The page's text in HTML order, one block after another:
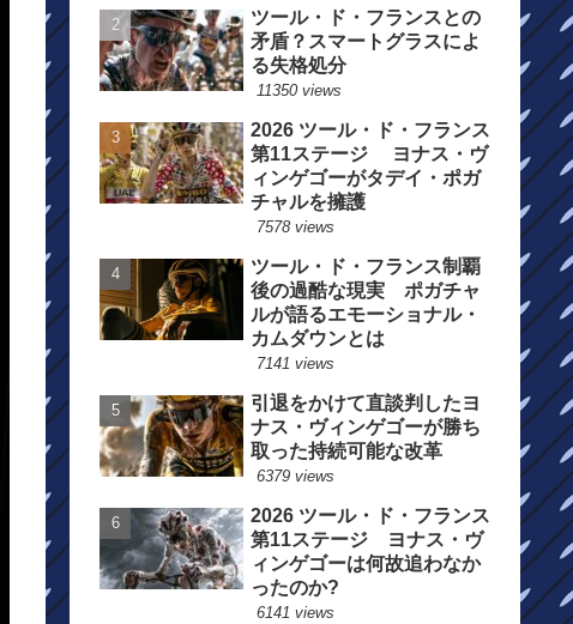
ツール・ド・フランスとの
矛盾？スマートグラスによ
る失格処分
11350 views
2026 ツール・ド・フランス
第11ステージ ヨナス・ヴ
ィンゲゴーがタデイ・ポガ
チャルを擁護
7578 views
ツール・ド・フランス制覇
後の過酷な現実 ポガチャ
ルが語るエモーショナル・
カムダウンとは
7141 views
引退をかけて直談判したヨ
ナス・ヴィンゲゴーが勝ち
取った持続可能な改革
6379 views
2026 ツール・ド・フランス
第11ステージ ヨナス・ヴ
ィンゲゴーは何故追わなか
ったのか?
6141 views